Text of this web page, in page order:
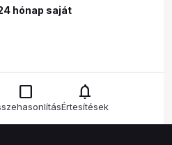
hónap saját
check_box_outline_blank notifications
Értesítések